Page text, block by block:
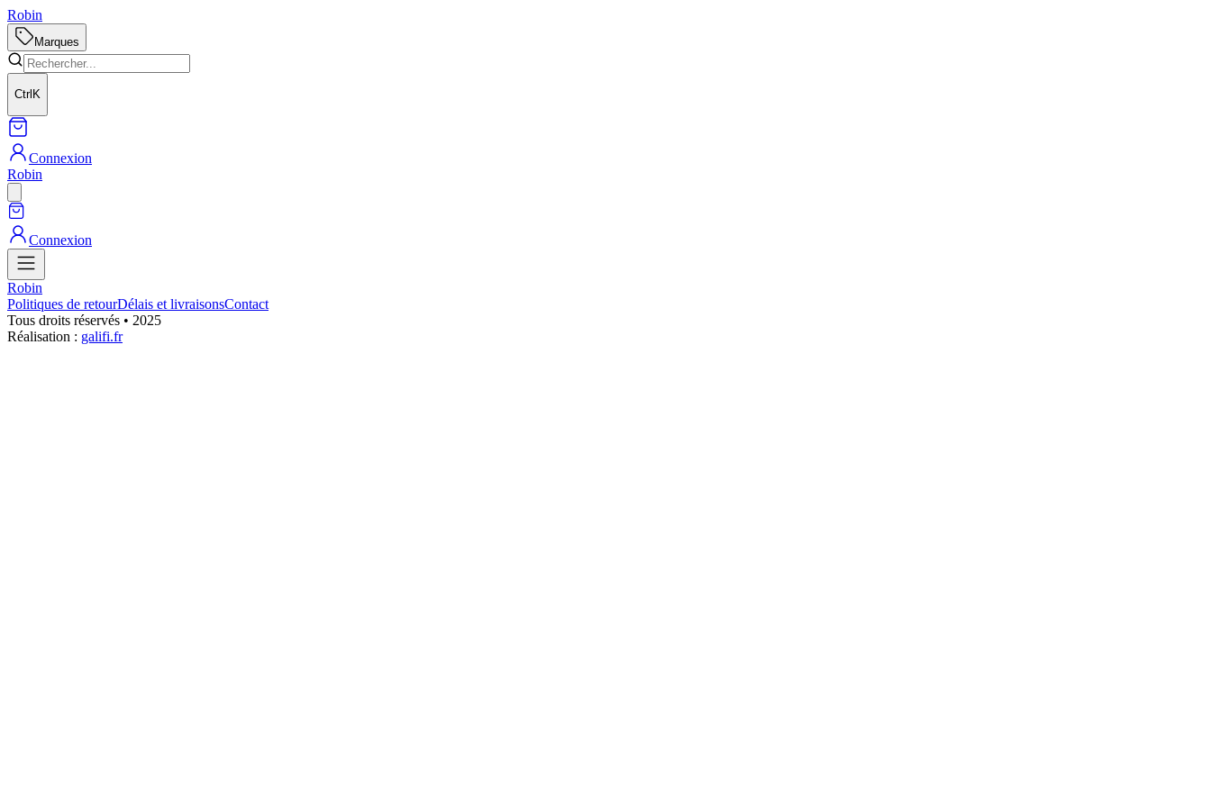
Robin
Marques
Ctrl K
Connexion
Robin
Connexion
Robin
Politiques de retourDélais et livraisonsContact
Tous droits réservés • 2025
Réalisation : galifi.fr